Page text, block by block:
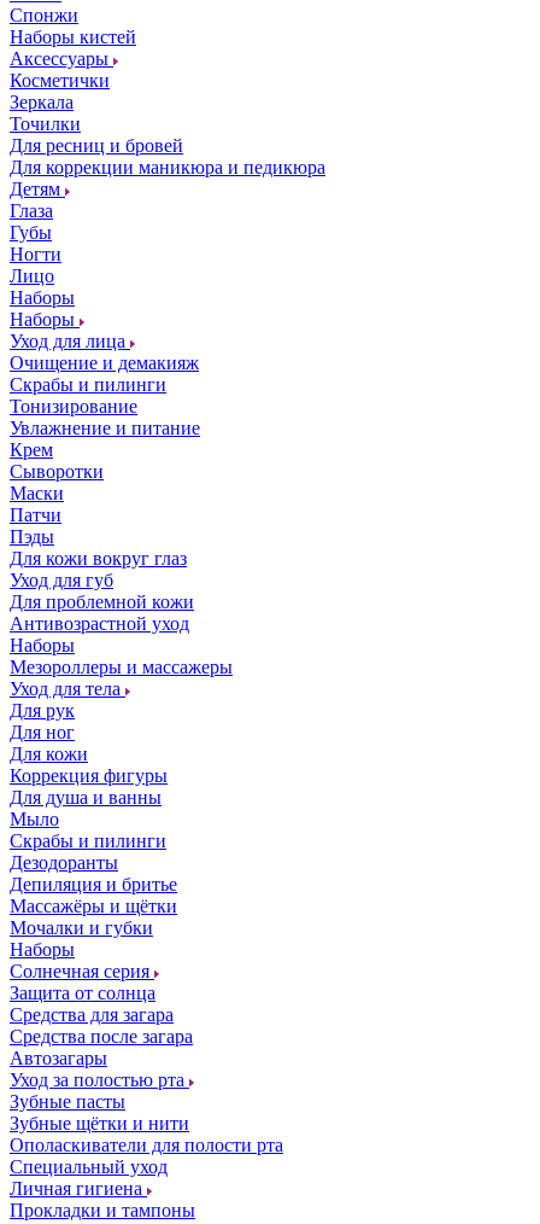
Спонжи
Наборы кистей
Аксессуары
Косметички
Зеркала
Точилки
Для ресниц и бровей
Для коррекции маникюра и педикюра
Детям
Глаза
Губы
Ногти
Лицо
Наборы
Наборы
Уход для лица
Очищение и демакияж
Скрабы и пилинги
Тонизирование
Увлажнение и питание
Крем
Сыворотки
Маски
Патчи
Пэды
Для кожи вокруг глаз
Уход для губ
Для проблемной кожи
Антивозрастной уход
Наборы
Мезороллеры и массажеры
Уход для тела
Для рук
Для ног
Для кожи
Коррекция фигуры
Для душа и ванны
Мыло
Скрабы и пилинги
Дезодоранты
Депиляция и бритье
Массажёры и щётки
Мочалки и губки
Наборы
Солнечная серия
Защита от солнца
Средства для загара
Средства после загара
Автозагары
Уход за полостью рта
Зубные пасты
Зубные щётки и нити
Ополаскиватели для полости рта
Специальный уход
Личная гигиена
Прокладки и тампоны